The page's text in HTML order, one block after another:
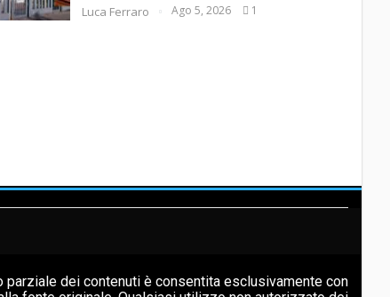
Luca Ferraro Ago 5, 2026 1
parziale dei contenuti è consentita esclusivamente con